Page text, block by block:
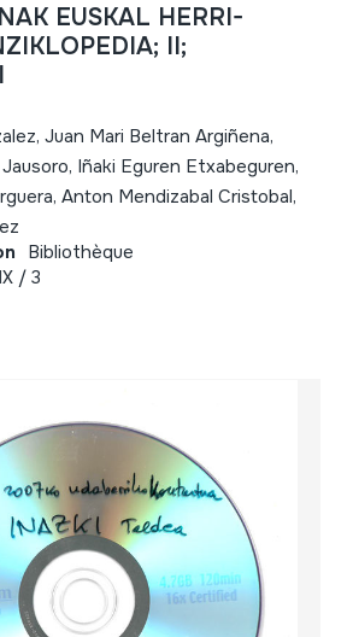
EUSKAL HERRI-
II;
Juan Mari Beltran Argiñena,
Iñaki Eguren Etxabeguren,
Anton Mendizabal Cristobal,
Bibliothèque
/ 3